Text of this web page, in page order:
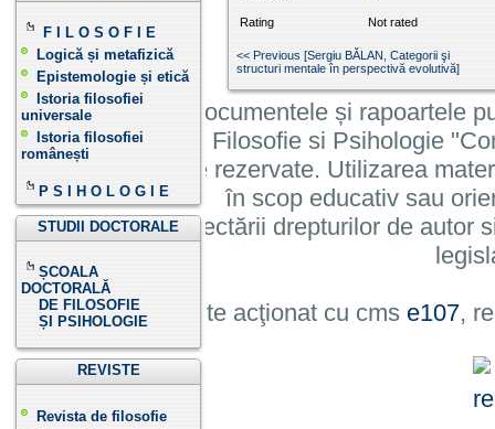
F I L O S O F I E
Logică și metafizică
Epistemologie și etică
Istoria filosofiei
universale
Istoria filosofiei
românești
P S I H O L O G I E
STUDII DOCTORALE
ȘCOALA
DOCTORALĂ
DE FILOSOFIE
ȘI PSIHOLOGIE
REVISTE
Revista de filosofie
Rating Not rated
<< Previous [Sergiu BĂLAN, Categorii şi
structuri mentale în perspectivă evolutivă]
Informatiile, documentele și rapoartele
Institutului de Filosofie si Psihologie
cu toate drepturile rezervate. Utilizarea
în scop educativ sau
cu condiția respectării drepturilor de autor
Site acţionat cu cms e107,